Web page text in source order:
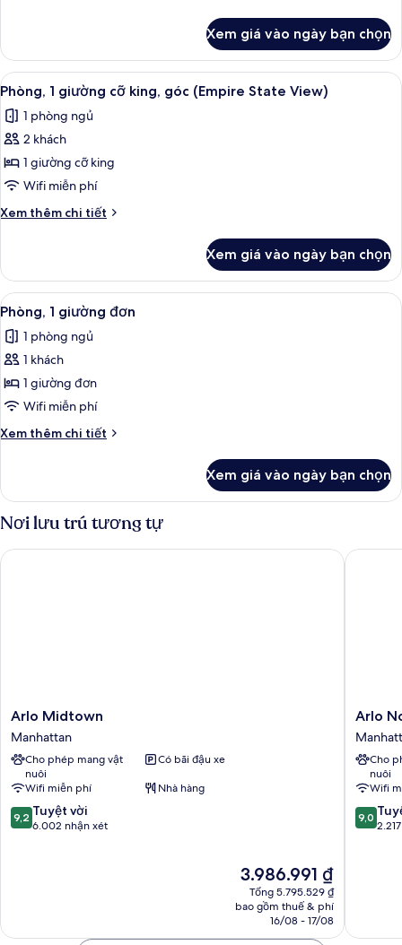
góc
(Windows
on
2
Sides)
Phòng,
giường
king,
góc
on
2
Xem giá vào ngày bạn chọn
Xem
tất
cả
ảnh
Phòng,
1
giường
cỡ
góc
(Empire
State
View)
Bộ trải giường bằng vải cotton Ai
6
Phòng, 1 giường cỡ king, góc (Empire State View)
1 phòng ngủ
2 khách
1 giường cỡ king
Wifi miễn phí
Xem thêm chi tiết
Chi
Phòng,
giường
king,
góc
State
View)
Xem giá vào ngày bạn chọn
Xem
tất
cả
ảnh
Phòng,
1
giường
đơn
Phòng, 1 giường đơn | Bộ trải
4
Phòng, 1 giường đơn
1 phòng ngủ
1 khách
1 giường đơn
Wifi miễn phí
Xem thêm chi tiết
Chi
Phòng,
giường
Xem giá vào ngày bạn chọn
Nơi lưu trú tương tự
Arlo
Midtown
Manhattan
Arlo Midtown
Manhattan
Cho phép mang vật
nuôi
Có bãi đậu xe
Wifi miễn phí
Nhà hàng
9.2
trên
9,2 Tuyệt vời
6.002 nhận xét
Giá
hiện
tại
3.986.991 ₫
3.986.991 ₫
Tổng 5.795.529 ₫
bao gồm thuế & phí
16/08 - 17/08
Arlo Midtown
Arlo
NoMad
Arlo
Cho
nuôi
Wifi
9.0
trên
9,0
Arlo